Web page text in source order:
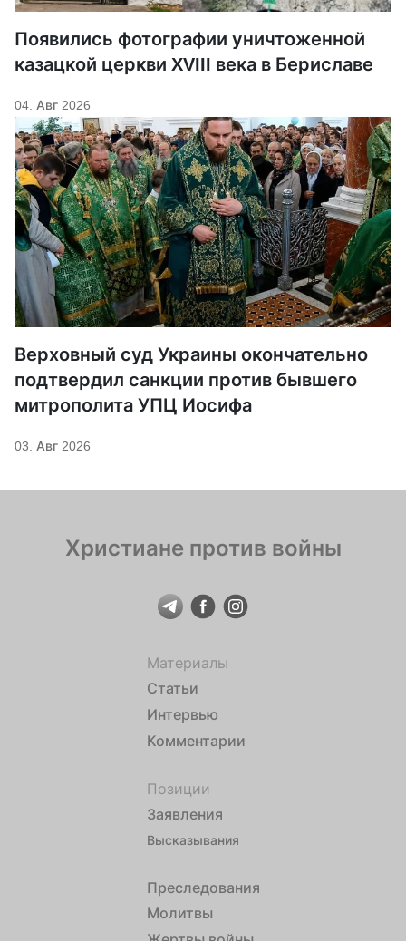
Появились фотографии уничтоженной
казацкой церкви XVIII века в Бериславе
04. Авг 2026
Верховный суд Украины окончательно
подтвердил санкции против бывшего
митрополита УПЦ Иосифа
03. Авг 2026
Христиане против войны
Материалы
Статьи
Интервью
Комментарии
Позиции
Заявления
Высказывания
Преследования
Молитвы